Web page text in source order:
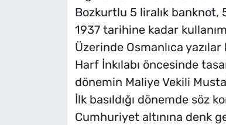
Bozkurtlu 5 liralık banknot,
1937 tarihine kadar
Üzerinde Osmanlıca
Harf İnkılabı öncesinde
dönemin Maliye Vekili
İlk basıldığı dönemde söz
Cumhuriyet altınına denk